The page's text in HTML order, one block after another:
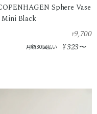
Sphere Vase
Mini Black
¥9,700
月額30回払い ¥323〜